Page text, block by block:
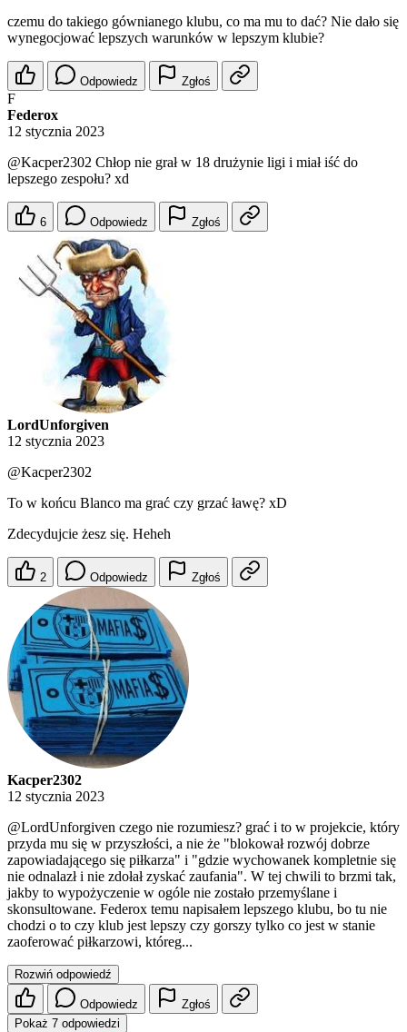
czemu do takiego gównianego klubu, co ma mu to dać? Nie dało się
wynegocjować lepszych warunków w lepszym klubie?
Odpowiedz Zgłoś
F
Federox
12 stycznia 2023
@Kacper2302 Chłop nie grał w 18 drużynie ligi i miał iść do
lepszego zespołu? xd
6 Odpowiedz Zgłoś
LordUnforgiven
12 stycznia 2023
@Kacper2302
To w końcu Blanco ma grać czy grzać ławę? xD
Zdecydujcie żesz się. Heheh
2 Odpowiedz Zgłoś
Kacper2302
12 stycznia 2023
@LordUnforgiven czego nie rozumiesz? grać i to w projekcie, który
przyda mu się w przyszłości, a nie że "blokował rozwój dobrze
zapowiadającego się piłkarza" i "gdzie wychowanek kompletnie się
nie odnalazł i nie zdołał zyskać zaufania". W tej chwili to brzmi tak,
jakby to wypożyczenie w ogóle nie zostało przemyślane i
skonsultowane. Federox temu napisałem lepszego klubu, bo tu nie
chodzi o to czy klub jest lepszy czy gorszy tylko co jest w stanie
zaoferować piłkarzowi, któreg...
Rozwiń odpowiedź
Odpowiedz
Zgłoś
Pokaż 7 odpowiedzi